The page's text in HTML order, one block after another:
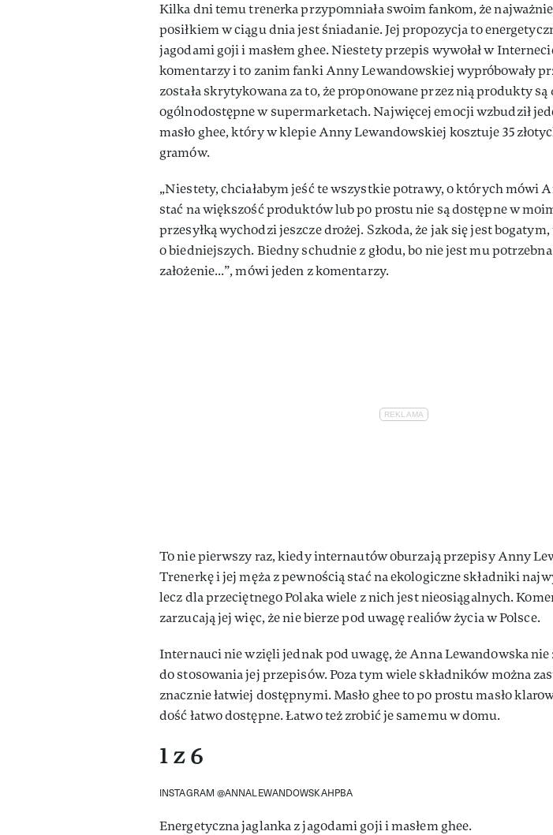
Kilka dni temu trenerka przypomniała swoim fankom, że
posiłkiem w ciągu dnia jest śniadanie. Jej propozycja to
jagodami goji i masłem ghee. Niestety przepis wywołał w
komentarzy i to zanim fanki Anny Lewandowskiej wypróbowały
została skrytykowana za to, że proponowane przez nią produkty są
ogólnodostępne w supermarketach. Najwięcej emocji wzbudził
masło ghee, który w klepie Anny Lewandowskiej kosztuje 35
gramów.
„Niestety, chciałabym jeść te wszystkie potrawy, o których mówi
stać na większość produktów lub po prostu nie są dostępne w
przesyłką wychodzi jeszcze drożej. Szkoda, że jak się jest
o biedniejszych. Biedny schudnie z głodu, bo nie jest mu potrzebna
założenie...”, mówi jeden z komentarzy.
To nie pierwszy raz, kiedy internautów oburzają przepisy Anny
Trenerkę i jej męża z pewnością stać na ekologiczne składniki
lecz dla przeciętnego Polaka wiele z nich jest nieosiągalnych.
zarzucają jej więc, że nie bierze pod uwagę realiów życia w Polsce.
Internauci nie wzięli jednak pod uwagę, że Anna Lewandowska
do stosowania jej przepisów. Poza tym wiele składników można
znacznie łatwiej dostępnymi. Masło ghee to po prostu masło
dość łatwo dostępne. Łatwo też zrobić je samemu w domu.
1 z 6
INSTAGRAM @ANNALEWANDOWSKAHPBA
Energetyczna jaglanka z jagodami goji i masłem ghee.